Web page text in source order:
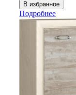
Подробнее